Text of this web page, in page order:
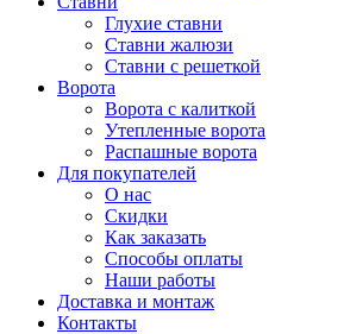
Глухие ставни
Ставни жалюзи
Ставни с решеткой
Ворота
Ворота с калиткой
Утепленные ворота
Распашные ворота
Для покупателей
О нас
Скидки
Как заказать
Способы оплаты
Наши работы
Доставка и монтаж
Контакты